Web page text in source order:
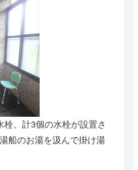
、計3個の水栓が設置さ
船のお湯を汲んで掛け湯